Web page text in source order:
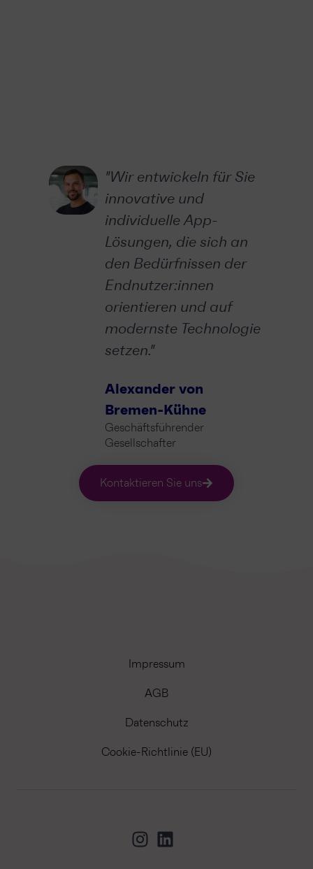
"Wir entwickeln für Sie
innovative und
individuelle App-
Lösungen, die sich an
den Bedürfnissen der
Endnutzer:innen
orientieren und auf
modernste Technologie
setzen."
Alexander von
Bremen-Kühne
Geschäftsführender
Gesellschafter
Kontaktieren Sie uns
Impressum
AGB
Datenschutz
Cookie-Richtlinie (EU)